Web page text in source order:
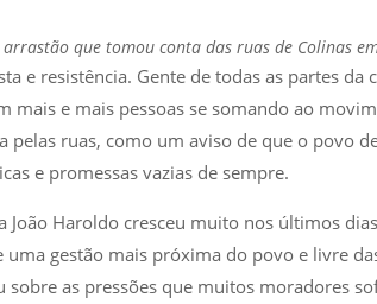
que tomou conta das ruas de Colinas
e resistência. Gente de todas as partes
mais e mais pessoas se somando ao
pelas ruas, como um aviso de que o povo
e promessas vazias de sempre.
João Haroldo cresceu muito nos últimos
uma gestão mais próxima do povo e livre
sobre as pressões que muitos moradores